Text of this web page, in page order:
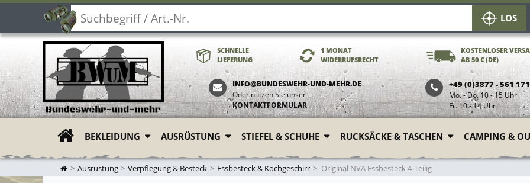
LOS
SCHNELLE
LIEFERUNG
1 MONAT
WIDERRUFSRECHT
KOSTENLOSER
AB 50 € (DE)
INFO@BUNDESWEHR-UND-MEHR.DE
Oder nutzen Sie unser
KONTAKTFORMULAR
+49 (0)3877 - 561 171
Mo. - Do. 10 - 15 Uhr
Fr. 10 - 14 Uhr
ZUR STARTSEITE
BEKLEIDUNG AUSRÜSTUNG STIEFEL & SCHUHE RUCKSÄCKE & TASCHEN CAMPING &
Ausrüstung Verpflegung & Besteck Essbesteck & Kochgeschirr Original NVA Essbesteck 4-Teilig